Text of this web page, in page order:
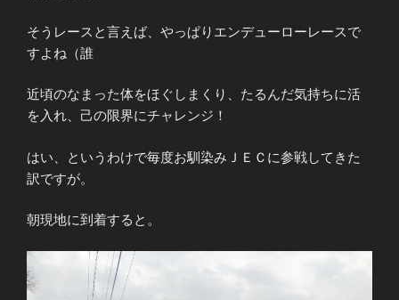
そうレースと言えば、やっぱりエンデューローレースで
すよね（誰
近頃のなまった体をほぐしまくり、たるんだ気持ちに活
を入れ、己の限界にチャレンジ！
はい、というわけで毎度お馴染みＪＥＣに参戦してきた
訳ですが。
朝現地に到着すると。